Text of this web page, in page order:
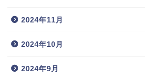
2024年11月
2024年10月
2024年9月